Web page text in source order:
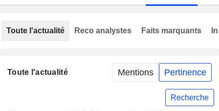
Toute l'actualité Mentions Pertinence
Recherche
Toute l'actualité Reco analystes Faits marquants